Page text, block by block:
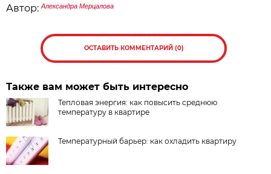
Автор:Александра Мерцалова
ОСТАВИТЬ КОММЕНТАРИЙ (0)
Также вам может быть интересно
Тепловая энергия: как повысить среднюю
температуру в квартире
Температурный барьер: как охладить квартиру